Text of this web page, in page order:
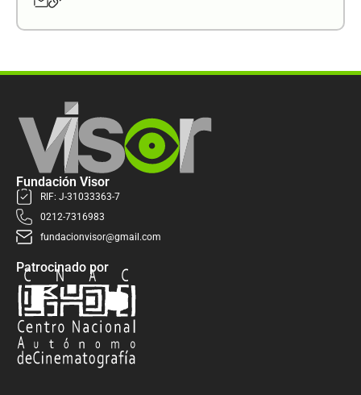
Fundación Visor
RIF: J-31033363-7
0212-7316983
fundacionvisor@gmail.com
Patrocinado por